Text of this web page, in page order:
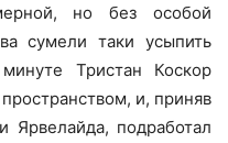
но без особой
сумели таки усыпить
Тристан Коскор
и, приняв
Ярвелайда, подработал